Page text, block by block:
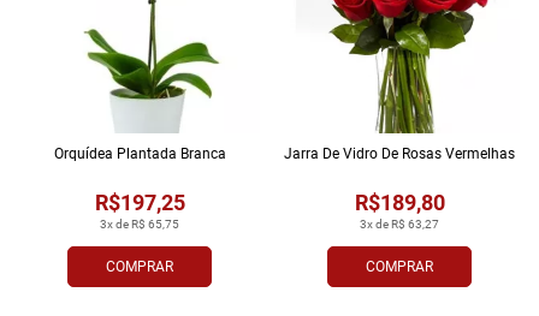
COMPRAR
3x de R$ 65,75
R$197,25
Orquídea Plantada Branca
COMPRAR
3x de R$ 63,27
R$189,80
Jarra De Vidro De Rosas Vermelhas